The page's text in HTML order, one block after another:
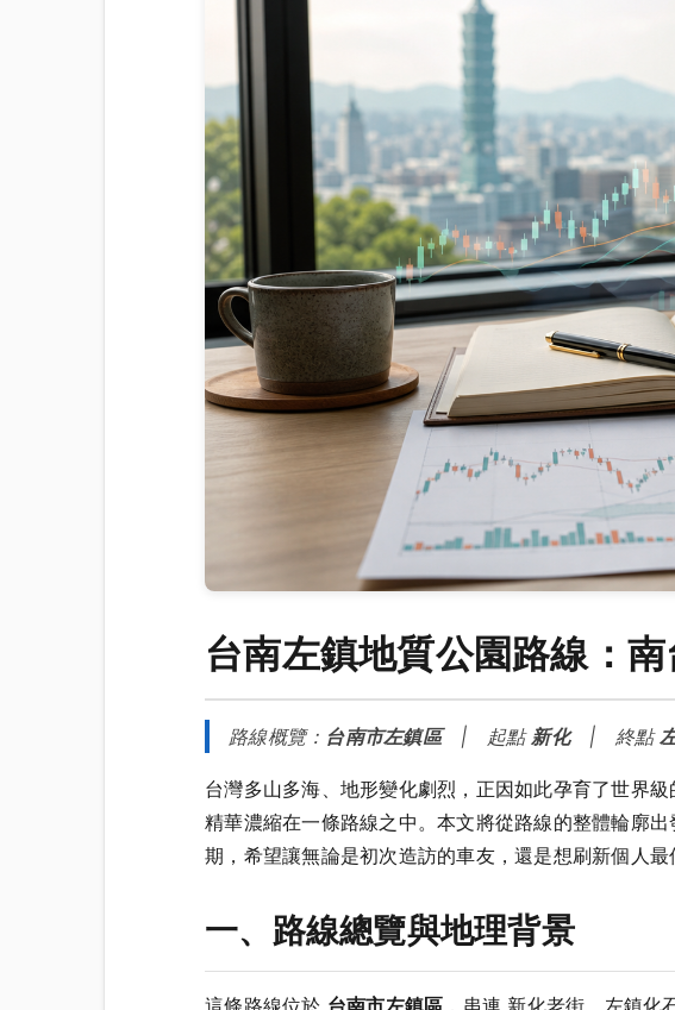
台南左鎮地質公園路線：
路線概覽： 台南市左鎮區| 起點新化| 終點
台灣多山多海、地形變化劇烈，正因如此孕育了世界級
精華濃縮在一條路線之中。本文將從路線的整體輪廓
期，希望讓無論是初次造訪的車友，還是想刷新個人
一、路線總覽與地理背景
這條路線位於 台南市左鎮區 ，串連 新化老街、左鎮